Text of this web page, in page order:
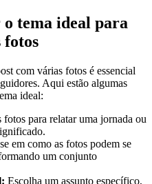
tema ideal para
fotos
com várias fotos é essencial
Aqui ⁣estão algumas
ideal:
fotos para relatar⁣ uma‌ jornada ou
em como as fotos podem se
um ‌conjunto⁤
Escolha um assunto específico,